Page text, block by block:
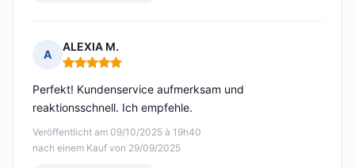
A
ALEXIA M.
Hinweis: 5 von 5
Veröffentlicht am 09/10/2025 à 19h40
nach einem Kauf von 29/09/2025
Perfekt! Kundenservice aufmerksam und
reaktionsschnell. Ich empfehle.